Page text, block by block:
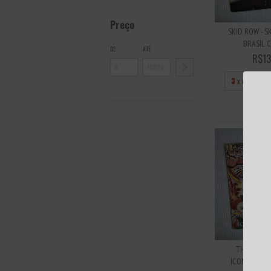
Preço
DE ATÉ
SKID ROW -
BRASIL
3 x de
THE